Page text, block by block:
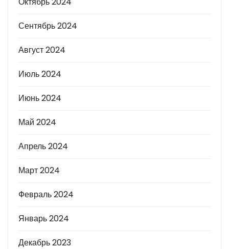
Сентябрь 2024
Август 2024
Июль 2024
Июнь 2024
Май 2024
Апрель 2024
Март 2024
Февраль 2024
Январь 2024
Декабрь 2023